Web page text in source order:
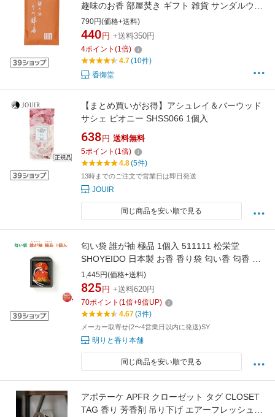
趣味のお香 部屋焚き ギフト 雑貨 サンダルウッ
ド 匂い袋 プレゼント アロマ 松栄堂
790円(価格+送料)
440 円 +送料350円
4ポイント (1倍)
4.7(10件)
香御堂
【まとめ買いがお得】アシュレイ＆バーウッド
サシェ ピオニー SHSS066 1個入
638 円 送料無料
5ポイント (1倍)
4.8(5件)
13時までのご注文で営業日は即日発送
JOUIR
同じ商品を安い順で見る
匂い袋 誰が袖 極品 1個入 511111 松栄堂
SHOYEIDO 日本製 お香 香り袋 匂い香 匂香 香
り アロマ サシェ 携帯用 敬老の日 和風 プレゼ
ント クリスマス 巾着 巾着袋 贈り物 たがそで
着物
1,445円(価格+送料)
825 円 +送料620円
70ポイント (1倍+9倍UP)
4.67(3件)
メーカー取寄せ(2〜4営業日以内に発送)SY
明りと香り本舗
同じ商品を安い順で見る
アポテーケ APFR クローゼット タグ CLOSET
TAG 香り 芳香剤 吊り下げ エアーフレッシュナ